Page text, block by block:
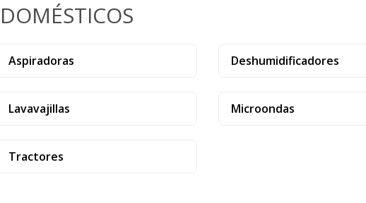
Aspiradoras Deshumidificadores
Lavavajillas Microondas
Tractores